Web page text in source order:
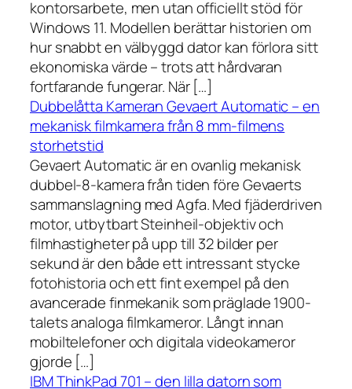
kontorsarbete, men utan officiellt stöd för
Windows 11. Modellen berättar historien om
hur snabbt en välbyggd dator kan förlora sitt
ekonomiska värde – trots att hårdvaran
fortfarande fungerar. När […]
Dubbelåtta Kameran Gevaert Automatic – en
mekanisk filmkamera från 8 mm-filmens
storhetstid
Gevaert Automatic är en ovanlig mekanisk
dubbel-8-kamera från tiden före Gevaerts
sammanslagning med Agfa. Med fjäderdriven
motor, utbytbart Steinheil-objektiv och
filmhastigheter på upp till 32 bilder per
sekund är den både ett intressant stycke
fotohistoria och ett fint exempel på den
avancerade finmekanik som präglade 1900-
talets analoga filmkameror. Långt innan
mobiltelefoner och digitala videokameror
gjorde […]
IBM ThinkPad 701 – den lilla datorn som